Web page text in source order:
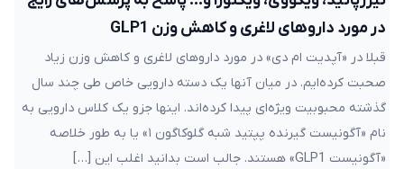
در مورد داروهای لاغری و کاهش وزن GLP1
قبلا در «آپدیت ام دی» در مورد داروهای لاغری و کاهش وزن زیاد
صحبت کرده‌ایم. در میان آنها یک دسته دارویی خاص طی چند سال
گذشته محبوبیت ویژه‌ای پیدا کرده‌اند. اینها جزو یک کلاس دارویی به
نام «آگونیست گیرنده پپتید شبه گلوکاگون ۱» یا به طور خلاصه
«آگونیست GLP1» هستند. جالب است بدانید اغلب این […]